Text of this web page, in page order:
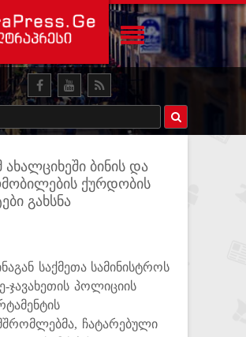
ახალციხეში ბინის და
ქურდობის
გახსნა
საქმეთა სამინისტროს
ჯავახეთის პოლიციის
ჩატარებული